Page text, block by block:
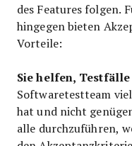
des Features folgen.
hingegen bieten
Vorteile:
Sie helfen,
Softwaretestteam
hat und nicht
alle durchzuführen,